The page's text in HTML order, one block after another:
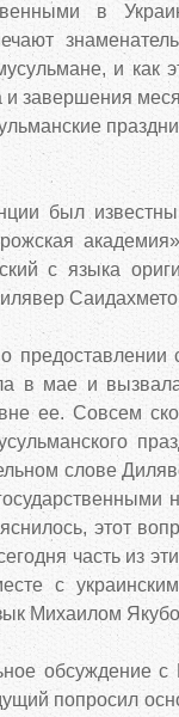
в
и как
и завершения
был
с языка
в мае и
ее. Совсем
слове
этот
часть из
с
Михаилом
обсуждение
попросил